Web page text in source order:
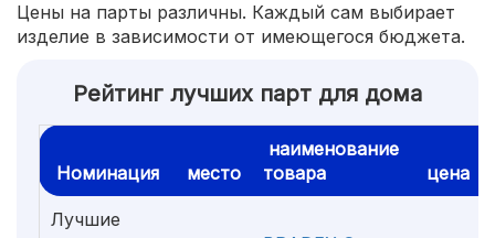
Цены на парты различны. Каждый сам выбирает
изделие в зависимости от имеющегося бюджета.
Рейтинг лучших парт для дома
Номинация место
наименование
товара
цена
Лучшие